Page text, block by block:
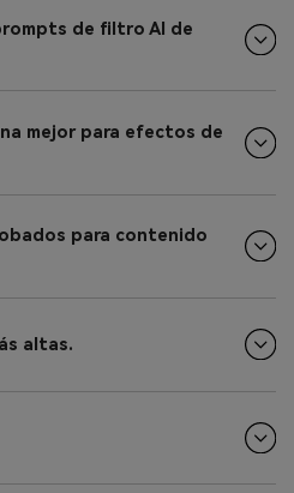
de filtro AI de
mejor para efectos de
para contenido
altas.